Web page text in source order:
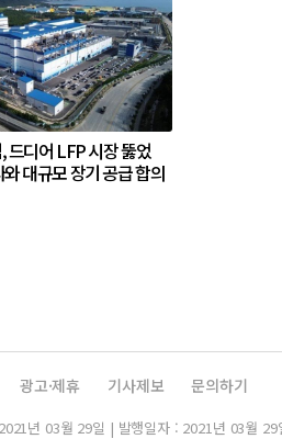
드디어 LFP 시장 뚫었
대규모 장기 공급 합의
광고·제휴 기사제보 문의하기
년 03월 29일 | 발행일자 : 2021년 03월 29